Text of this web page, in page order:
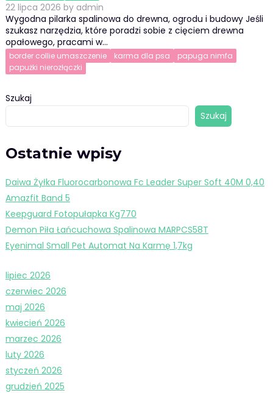
22 lipca 2026 by admin
Wygodna pilarka spalinowa do drewna, ogrodu i budowy Jeśli
szukasz narzędzia, które poradzi sobie z cięciem drewna
opałowego, pracami w…
border collie umaszczenie karma dla psa
papuga nimfa
papużki nierozłączki
Szukaj
Szukaj
Ostatnie wpisy
Daiwa Żyłka Fluorocarbonowa Fc Leader Super Soft 40M 0,40
Amazfit Band 5
Keepguard Fotopułapka Kg770
Demon Piła Łańcuchowa Spalinowa MARPCS58T
Eyenimal Small Pet Automat Na Karmę 1,7kg
lipiec 2026
czerwiec 2026
maj 2026
kwiecień 2026
marzec 2026
luty 2026
styczeń 2026
grudzień 2025